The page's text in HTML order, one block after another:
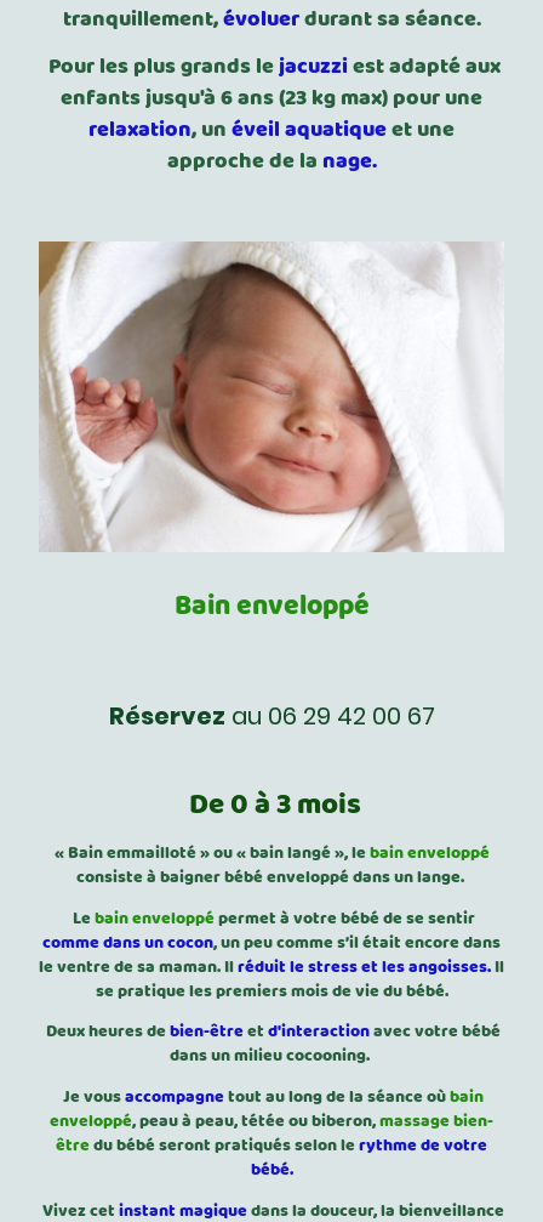
tranquillement,évoluerdurant sa séance.
Pour les plus grands lejacuzziest adapté aux
enfants jusqu'à 6 ans (23 kg max) pour une
relaxation, unéveil aquatiqueet une
approche de la nage.
Bain enveloppé
Réservez au 06 29 42 00 67
De 0 à 3 mois
« Bain emmailloté » ou « bain langé », lebain enveloppé
consiste à baigner bébé enveloppé dans un lange.
Lebain enveloppépermet à votre bébé dese sentir
comme dans un cocon, un peu comme s’il était encore dans
le ventre de sa maman. Ilréduit le stress et les angoisses. Il
se pratique les premiers mois de vie du bébé.
Deux heures debien-êtreet d'interactionavec votre bébé
dans un milieu cocooning.
Je vousaccompagnetout au long de la séance oùbain
enveloppé, peau à peau, tétée ou biberon,massage bien-
êtredu bébé seront pratiqués selon lerythme de votre
bébé.
Vivez cet instant magiquedans la douceur, la bienveillance